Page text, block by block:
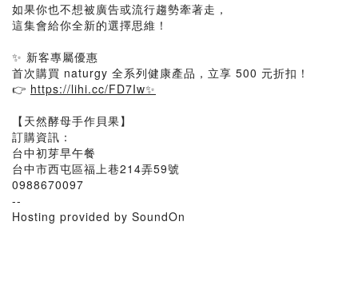
如果你也不想被廣告或流行趨勢牽著走，
這集會給你全新的選擇思維！
✨ 新客專屬優惠
首次購買 naturgy 全系列健康產品，立享 500 元折扣！
👉 https://lihi.cc/FD7Iw✨
【天然酵母手作貝果】
訂購資訊：
台中初芽早午餐
台中市西屯區福上巷214弄59號
0988670097
--
Hosting provided by SoundOn